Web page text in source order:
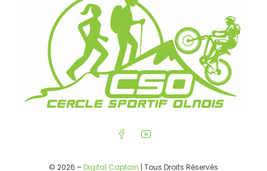
© 2026 –Digital Captain | Tous Droits Réservés